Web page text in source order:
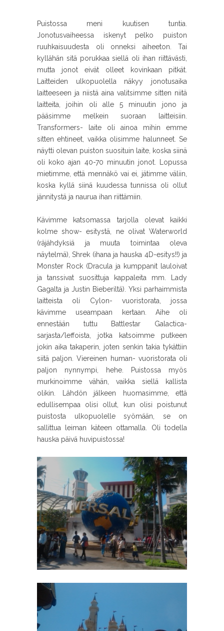
Puistossa meni kuutisen tuntia.
Jonotusvaiheessa iskenyt pelko puiston
ruuhkaisuudesta oli onneksi aiheeton. Tai
kyllähän sitä porukkaa siellä oli ihan riittävästi,
mutta jonot eivät olleet kovinkaan pitkät.
Laitteiden ulkopuolella näkyy jonotusaika
laitteeseen ja niistä aina valitsimme sitten niitä
laitteita, joihin oli alle 5 minuutin jono ja
pääsimme melkein suoraan laitteisiin.
Transformers- laite oli ainoa mihin emme
sitten ehtineet, vaikka olisimme halunneet. Se
näytti olevan puiston suosituin laite, koska siinä
oli koko ajan 40-70 minuutin jonot. Lopussa
mietimme, että mennäkö vai ei, jätimme väliin,
koska kyllä siinä kuudessa tunnissa oli ollut
jännitystä ja naurua ihan riittämiin.
Kävimme katsomassa tarjolla olevat kaikki
kolme show- esitystä, ne olivat Waterworld
(räjähdyksiä ja muuta toimintaa oleva
näytelmä), Shrek (ihana ja hauska 4D-esitys!!) ja
Monster Rock (Dracula ja kumppanit lauloivat
ja tanssivat suosittuja kappaleita mm. Lady
Gagalta ja Justin Bieberiltä). Yksi parhaimmista
laitteista oli Cylon- vuoristorata, jossa
kävimme useampaan kertaan. Aihe oli
ennestään tuttu Battlestar Galactica-
sarjasta/leffoista, jotka katsoimme putkeen
jokin aika takaperin, joten senkin takia tykättiin
siitä paljon. Viereinen human- vuoristorata oli
paljon nynnympi, hehe. Puistossa myös
murkinoimme vähän, vaikka siellä kallista
olikin. Lähdön jälkeen huomasimme, että
edullisempaa olisi ollut, kun olisi poistunut
puistosta ulkopuolelle syömään, se on
sallittua leiman käteen ottamalla. Oli todella
hauska päivä huvipuistossa!